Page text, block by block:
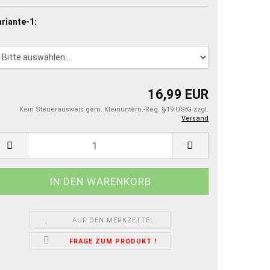
1:
16,99 EUR
Kein Steuerausweis gem. Kleinuntern.-Reg. §19 UStG zzgl.
Versand
AUF DEN MERKZETTEL
FRAGE ZUM PRODUKT !